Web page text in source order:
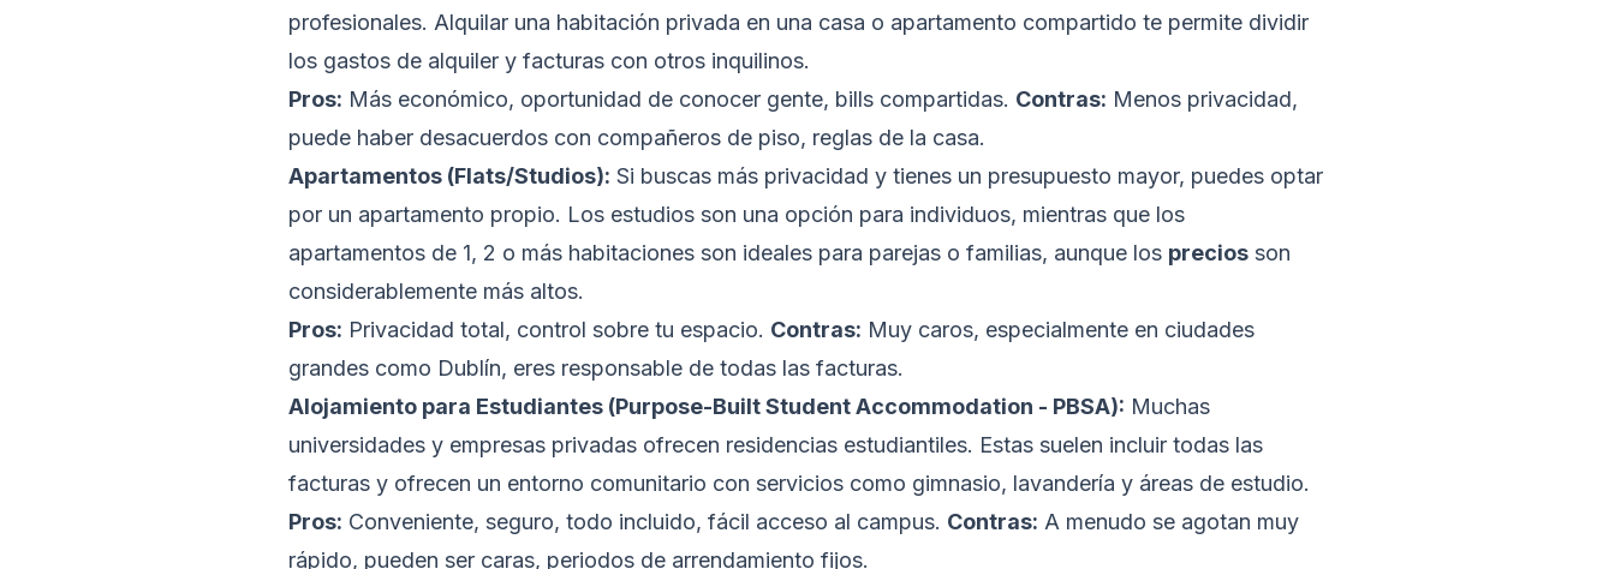
profesionales. Alquilar una habitación privada en una casa o apartamento compartido te permite dividir
los gastos de alquiler y facturas con otros inquilinos.
Pros: Más económico, oportunidad de conocer gente, bills compartidas. Contras: Menos privacidad,
puede haber desacuerdos con compañeros de piso, reglas de la casa.
Apartamentos (Flats/Studios): Si buscas más privacidad y tienes un presupuesto mayor, puedes optar
por un apartamento propio. Los estudios son una opción para individuos, mientras que los
apartamentos de 1, 2 o más habitaciones son ideales para parejas o familias, aunque los precios son
considerablemente más altos.
Pros: Privacidad total, control sobre tu espacio. Contras: Muy caros, especialmente en ciudades
grandes como Dublín, eres responsable de todas las facturas.
Alojamiento para Estudiantes (Purpose-Built Student Accommodation - PBSA): Muchas
universidades y empresas privadas ofrecen residencias estudiantiles. Estas suelen incluir todas las
facturas y ofrecen un entorno comunitario con servicios como gimnasio, lavandería y áreas de estudio.
Pros: Conveniente, seguro, todo incluido, fácil acceso al campus. Contras: A menudo se agotan muy
rápido, pueden ser caras, periodos de arrendamiento fijos.